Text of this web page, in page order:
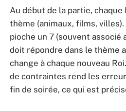
Au début de la partie, chaque
thème (animaux, films, villes).
pioche un 7 (souvent associé
doit répondre dans le thème
change à chaque nouveau
de contraintes rend les
fin de soirée, ce qui est